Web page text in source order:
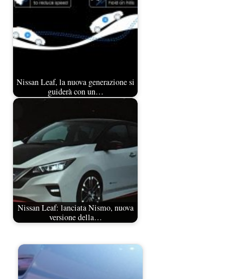
Nissan Leaf, la nuova generazione si
guiderà con un…
Nissan Leaf: lanciata Nismo, nuova
versione della…